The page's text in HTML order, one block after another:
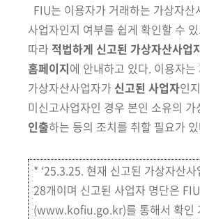
FIU는 이용자가 거래하는 가상자산
사업자인지 여부를 쉽게 확인할 수
따라 적법하게 신고된 가상자산사업
홈페이지에 안내하고 있다. 이용자는
가상자산사업자가 신고된 사업자인지
미신고사업자인 경우 본인 소유의 가
인출하는 등의 조치를 취할 필요가
* ‘25.3.25. 현재 신고된 가상자산사
28개이며 신고된 사업자 명단은
(www.kofiu.go.kr)를 통해서 확인